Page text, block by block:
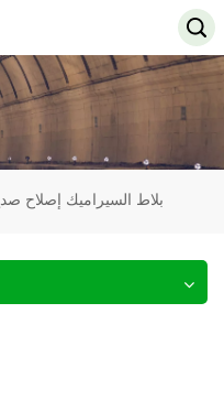
بلاط السيراميك إصلاح